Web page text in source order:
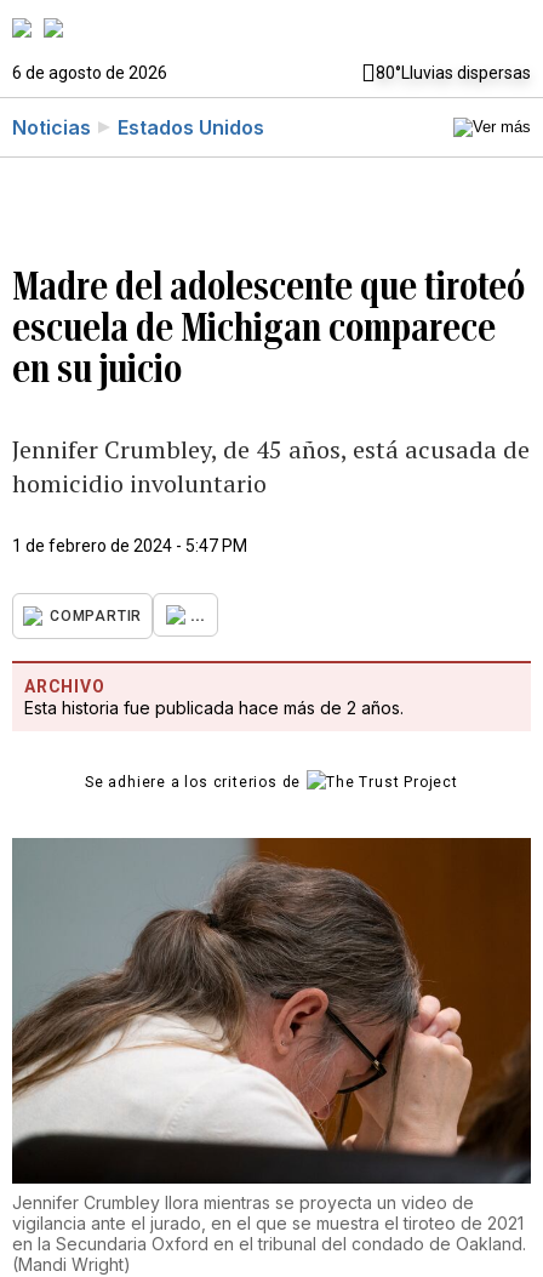
6 de agosto de 2026 80°Lluvias dispersas
Noticias Estados Unidos
Madre del adolescente que tiroteó
escuela de Michigan comparece
en su juicio
Jennifer Crumbley, de 45 años, está acusada de
homicidio involuntario
1 de febrero de 2024 - 5:47 PM
COMPARTIR ...
ARCHIVO
Esta historia fue publicada hace más de 2 años.
Se adhiere a los criterios de
Jennifer Crumbley llora mientras se proyecta un video de
vigilancia ante el jurado, en el que se muestra el tiroteo de 2021
en la Secundaria Oxford en el tribunal del condado de Oakland.
(Mandi Wright)